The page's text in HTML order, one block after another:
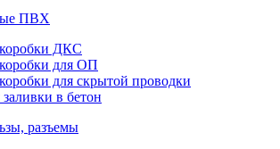
ПВХ
ДКС
для ОП
для скрытой проводки
в бетон
разъемы